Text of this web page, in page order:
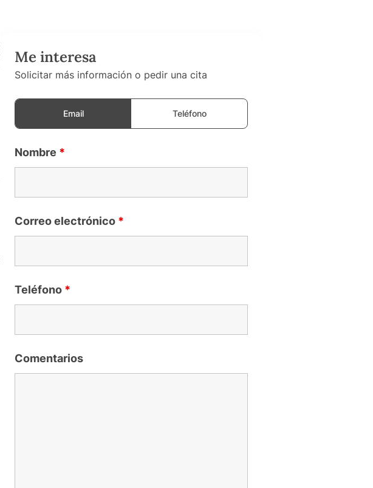
Me interesa
Solicitar más información o pedir una cita
Email Teléfono
Nombre *
Correo electrónico *
Teléfono *
Comentarios